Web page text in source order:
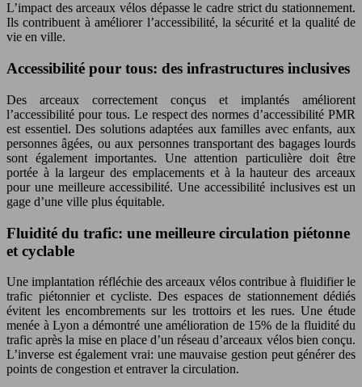
L’impact des arceaux vélos dépasse le cadre strict du stationnement.
Ils contribuent à améliorer l’accessibilité, la sécurité et la qualité de
vie en ville.
Accessibilité pour tous: des infrastructures inclusives
Des arceaux correctement conçus et implantés améliorent
l’accessibilité pour tous. Le respect des normes d’accessibilité PMR
est essentiel. Des solutions adaptées aux familles avec enfants, aux
personnes âgées, ou aux personnes transportant des bagages lourds
sont également importantes. Une attention particulière doit être
portée à la largeur des emplacements et à la hauteur des arceaux
pour une meilleure accessibilité. Une accessibilité inclusives est un
gage d’une ville plus équitable.
Fluidité du trafic: une meilleure circulation piétonne
et cyclable
Une implantation réfléchie des arceaux vélos contribue à fluidifier le
trafic piétonnier et cycliste. Des espaces de stationnement dédiés
évitent les encombrements sur les trottoirs et les rues. Une étude
menée à Lyon a démontré une amélioration de 15% de la fluidité du
trafic après la mise en place d’un réseau d’arceaux vélos bien conçu.
L’inverse est également vrai: une mauvaise gestion peut générer des
points de congestion et entraver la circulation.